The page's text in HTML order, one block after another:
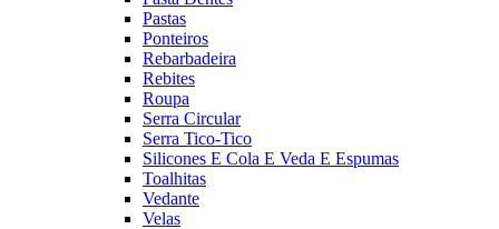
Pastas
Ponteiros
Rebarbadeira
Rebites
Roupa
Serra Circular
Serra Tico-Tico
Silicones E Cola E Veda E Espumas
Toalhitas
Vedante
Velas